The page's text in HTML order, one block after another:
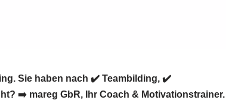
Sie haben nach ✔️ Teambilding, ✔️
➡️ mareg GbR, Ihr Coach & Motivationstrainer.